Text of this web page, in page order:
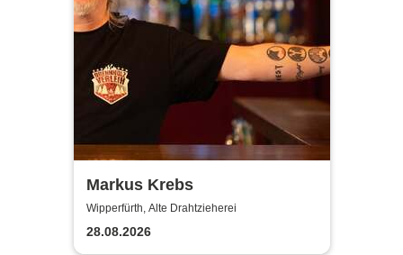
Markus Krebs
Wipperfürth, Alte Drahtzieherei
28.08.2026